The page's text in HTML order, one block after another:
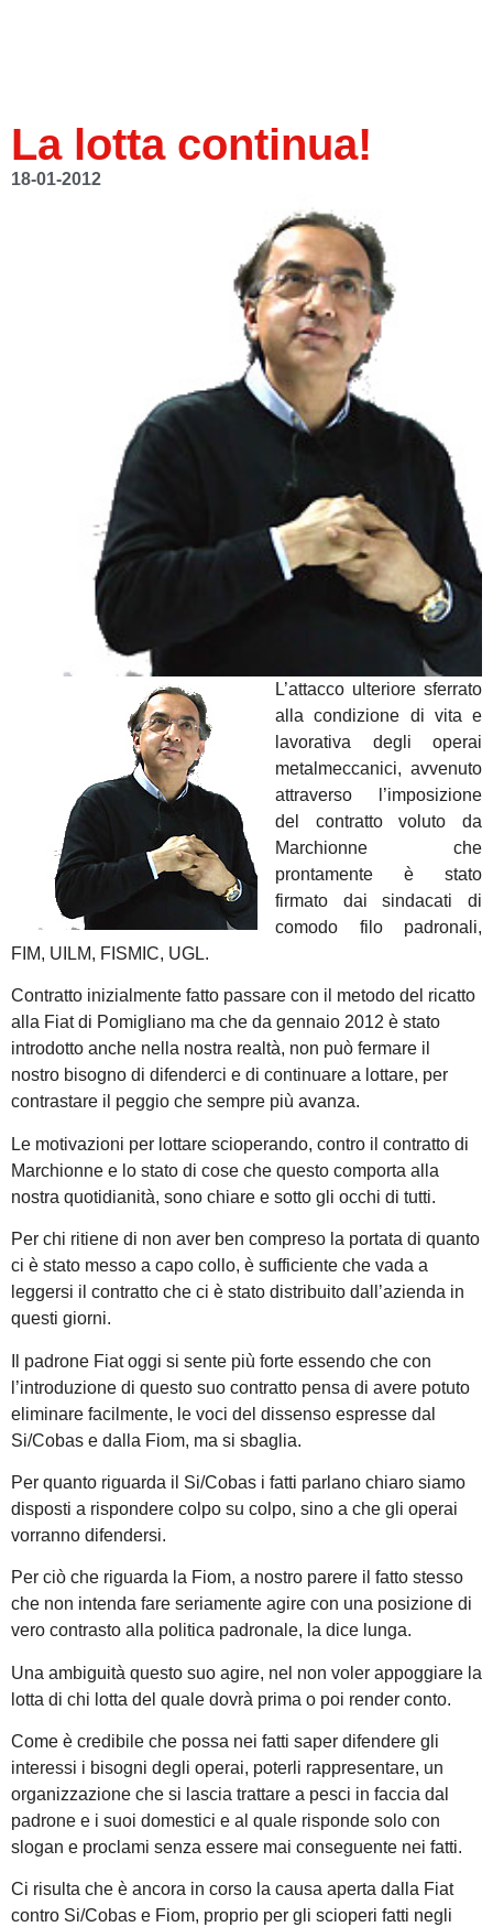
La lotta continua!
18-01-2012
L’attacco ulteriore sferrato
alla condizione di vita e
lavorativa degli operai
metalmeccanici, avvenuto
attraverso l’imposizione
del contratto voluto da
Marchionne che
prontamente è stato
firmato dai sindacati di
comodo filo padronali,
FIM, UILM, FISMIC, UGL.
Contratto inizialmente fatto passare con il metodo del ricatto
alla Fiat di Pomigliano ma che da gennaio 2012 è stato
introdotto anche nella nostra realtà, non può fermare il
nostro bisogno di difenderci e di continuare a lottare, per
contrastare il peggio che sempre più avanza.
Le motivazioni per lottare scioperando, contro il contratto di
Marchionne e lo stato di cose che questo comporta alla
nostra quotidianità, sono chiare e sotto gli occhi di tutti.
Per chi ritiene di non aver ben compreso la portata di quanto
ci è stato messo a capo collo, è sufficiente che vada a
leggersi il contratto che ci è stato distribuito dall’azienda in
questi giorni.
Il padrone Fiat oggi si sente più forte essendo che con
l’introduzione di questo suo contratto pensa di avere potuto
eliminare facilmente, le voci del dissenso espresse dal
Si/Cobas e dalla Fiom, ma si sbaglia.
Per quanto riguarda il Si/Cobas i fatti parlano chiaro siamo
disposti a rispondere colpo su colpo, sino a che gli operai
vorranno difendersi.
Per ciò che riguarda la Fiom, a nostro parere il fatto stesso
che non intenda fare seriamente agire con una posizione di
vero contrasto alla politica padronale, la dice lunga.
Una ambiguità questo suo agire, nel non voler appoggiare la
lotta di chi lotta del quale dovrà prima o poi render conto.
Come è credibile che possa nei fatti saper difendere gli
interessi i bisogni degli operai, poterli rappresentare, un
organizzazione che si lascia trattare a pesci in faccia dal
padrone e i suoi domestici e al quale risponde solo con
slogan e proclami senza essere mai conseguente nei fatti.
Ci risulta che è ancora in corso la causa aperta dalla Fiat
contro Si/Cobas e Fiom, proprio per gli scioperi fatti negli